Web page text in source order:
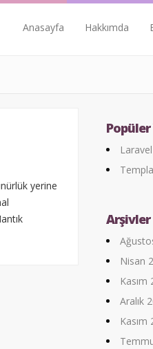
Anasayfa Hakkımda
yerine
Popüler
Arşivler
Nisan
Kasım
Aralık
Kasım